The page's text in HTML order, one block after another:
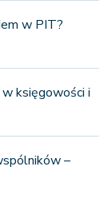
w PIT?
księgowości i
–